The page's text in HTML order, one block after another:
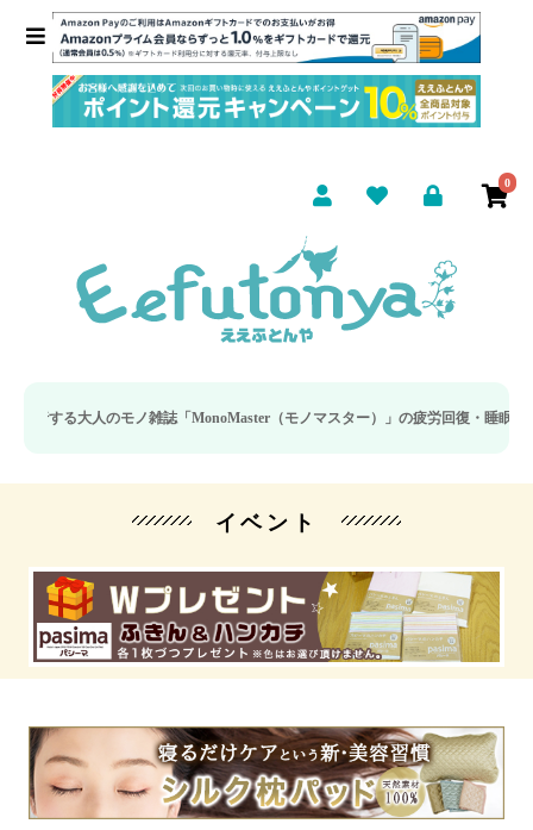
0
モノ雑誌「MonoMaster（モノマスター）」の疲労回復・睡眠の向上特集に当
イベント